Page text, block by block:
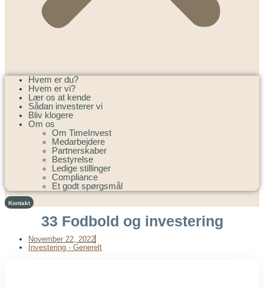
Hvem er du?
Hvem er vi?
Lær os at kende
Sådan investerer vi
Bliv klogere
Om os
Om TimeInvest
Medarbejdere
Partnerskaber
Bestyrelse
Ledige stillinger
Compliance
Et godt spørgsmål
Kontakt
33 Fodbold og investering
November 22, 2022
Investering - Generelt